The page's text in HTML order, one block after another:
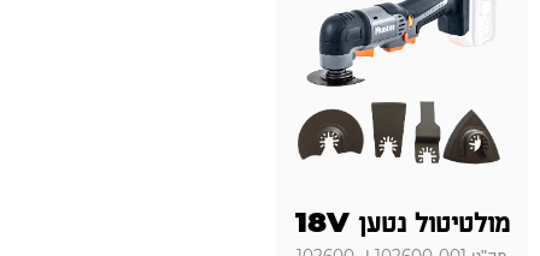
מולטיטול נטען 18V